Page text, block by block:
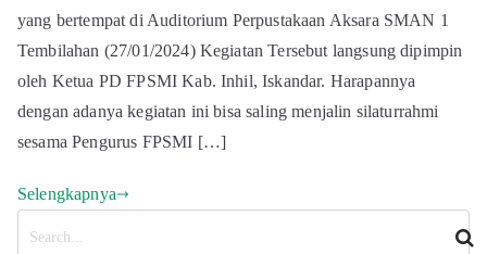
yang bertempat di Auditorium Perpustakaan Aksara SMAN 1
Tembilahan (27/01/2024) Kegiatan Tersebut langsung dipimpin
oleh Ketua PD FPSMI Kab. Inhil, Iskandar. Harapannya
dengan adanya kegiatan ini bisa saling menjalin silaturrahmi
sesama Pengurus FPSMI […]
Selengkapnya